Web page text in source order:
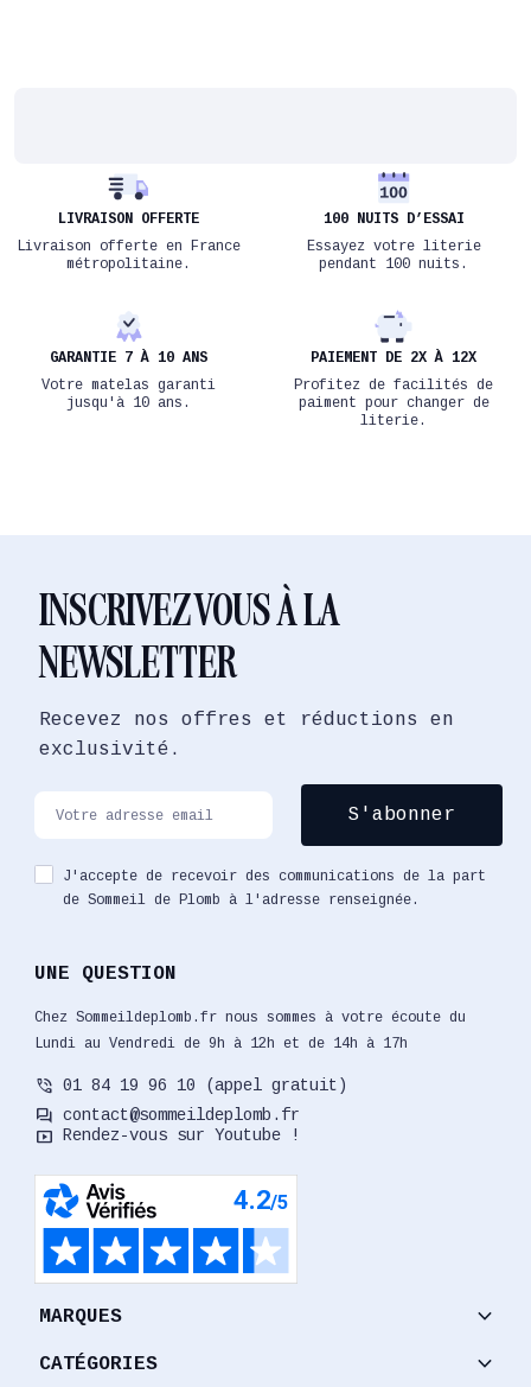
LIVRAISON OFFERTE
Livraison offerte en France
métropolitaine.
100 NUITS D’ESSAI
Essayez votre literie
pendant 100 nuits.
GARANTIE 7 À 10 ANS
Votre matelas garanti
jusqu'à 10 ans.
PAIEMENT DE 2X À 12X
Profitez de facilités de
paiment pour changer de
literie.
INSCRIVEZ VOUS À LA
NEWSLETTER
Recevez nos offres et réductions en
exclusivité.
J'accepte de recevoir des communications de la part
de Sommeil de Plomb à l'adresse renseignée.
UNE QUESTION
Chez Sommeildeplomb.fr nous sommes à votre écoute du
Lundi au Vendredi de 9h à 12h et de 14h à 17h
phone_in_talk 01 84 19 96 10 (appel gratuit)
forum contact@sommeildeplomb.fr
smart_display Rendez-vous sur Youtube !
MARQUES keyboard_arrow_down
CATÉGORIES keyboard_arrow_down